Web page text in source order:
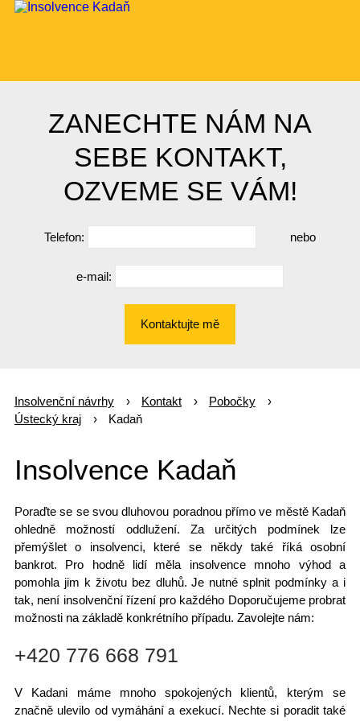
ZANECHTE NÁM NA
SEBE KONTAKT,
OZVEME SE VÁM!
Telefon: nebo
e-mail:
Kontaktujte mě
Insolvenční návrhy Kontakt
Pobočky
Ústecký kraj
Kadaň
Insolvence Kadaň
Poraďte se se svoudluhovou poradnoupřímo ve městě Kadaň
ohledně možností oddlužení. Za určitých podmínek lze
přemýšlet o insolvenci, které se někdy také říká osobní
bankrot. Pro hodně lidí měla insolvence mnoho výhod a
pomohla jim k životu bez dluhů. Je nutné splnit podmínky a i
tak, není insolvenční řízení pro každého Doporučujeme probrat
možnosti na základě konkrétního případu. Zavolejte nám:
+420 776 668 791
V Kadani máme mnohospokojených klientů, kterým se
značně ulevilo od vymáhání a exekucí. Nechte si poradit také